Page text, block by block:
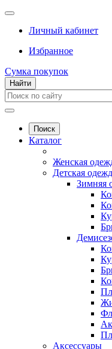
Личный кабинет
Избранное
Сумка покупок
Найти
Поиск
Каталог
Женская
Детская
Зимняя
Аксессуары